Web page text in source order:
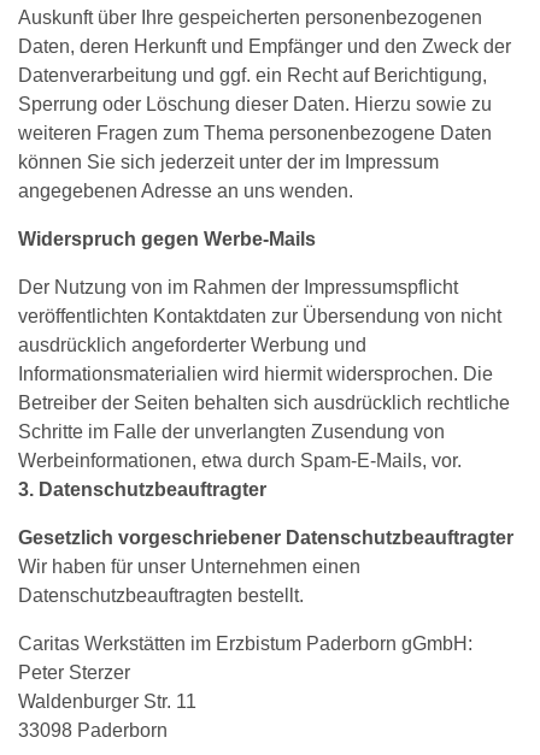
Auskunft über Ihre gespeicherten personenbezogenen
Daten, deren Herkunft und Empfänger und den Zweck der
Datenverarbeitung und ggf. ein Recht auf Berichtigung,
Sperrung oder Löschung dieser Daten. Hierzu sowie zu
weiteren Fragen zum Thema personenbezogene Daten
können Sie sich jederzeit unter der im Impressum
angegebenen Adresse an uns wenden.
Widerspruch gegen Werbe-Mails
Der Nutzung von im Rahmen der Impressumspflicht
veröffentlichten Kontaktdaten zur Übersendung von nicht
ausdrücklich angeforderter Werbung und
Informationsmaterialien wird hiermit widersprochen. Die
Betreiber der Seiten behalten sich ausdrücklich rechtliche
Schritte im Falle der unverlangten Zusendung von
Werbeinformationen, etwa durch Spam-E-Mails, vor.
3. Datenschutzbeauftragter
Gesetzlich vorgeschriebener Datenschutzbeauftragter
Wir haben für unser Unternehmen einen
Datenschutzbeauftragten bestellt.
Caritas Werkstätten im Erzbistum Paderborn gGmbH:
Peter Sterzer
Waldenburger Str. 11
33098 Paderborn